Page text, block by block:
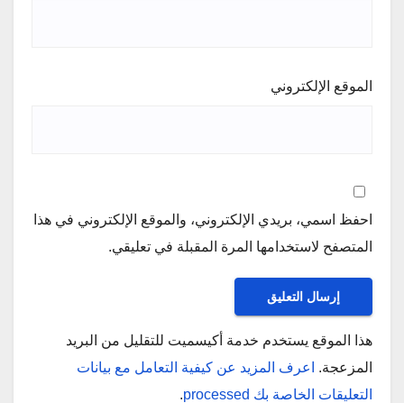
الموقع الإلكتروني
احفظ اسمي، بريدي الإلكتروني، والموقع الإلكتروني في هذا
المتصفح لاستخدامها المرة المقبلة في تعليقي.
هذا الموقع يستخدم خدمة أكيسميت للتقليل من البريد
المزعجة.
اعرف المزيد عن كيفية التعامل مع بيانات
التعليقات الخاصة بك processed
.